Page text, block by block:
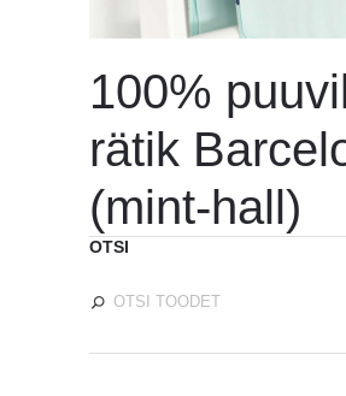
100%
rätik
(mint-hall)
OTSI